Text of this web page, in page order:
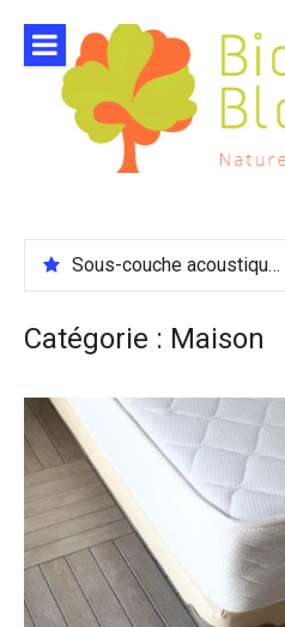
contenu
Sous-couche acoustique compatible chauffage sol
Catégorie : Maison